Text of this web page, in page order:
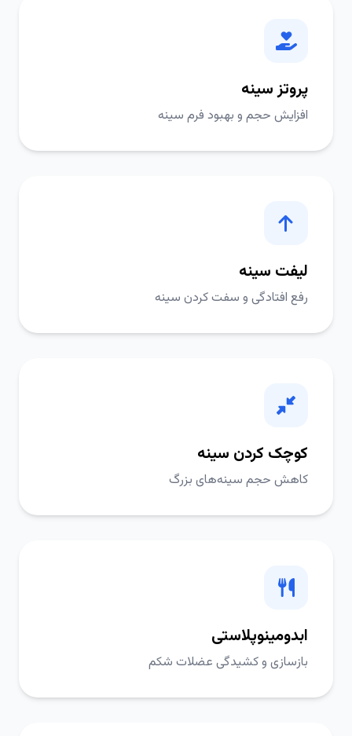
پروتز سینه
افزایش حجم و بهبود فرم سینه
لیفت سینه
رفع افتادگی و سفت کردن سینه
کوچک کردن سینه
کاهش حجم سینه‌های بزرگ
ابدومینوپلاستی
بازسازی و کشیدگی عضلات شکم